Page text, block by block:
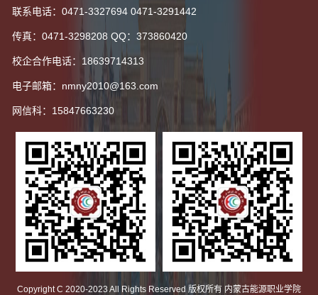
联系电话：0471-3327694 0471-3291442
传真：0471-3298208 QQ：373860420
校企合作电话：18639714313
电子邮箱：nmny2010@163.com
网信科：15847663230
Copyright C 2020-2023 All Rights Reserved 版权所有 内蒙古能源职业学院